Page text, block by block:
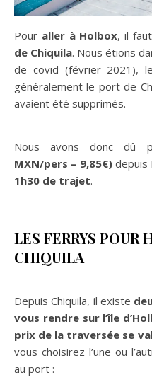
Pour aller à Holbox, il
de Chiquila. Nous étions
de covid (février 2021),
généralement le port de
avaient été supprimés.
Nous avons donc dû
MXN/pers – 9,85€) depuis
1h30 de trajet.
LES FERRYS POUR
CHIQUILA
Depuis Chiquila, il existe
vous rendre sur l’île
prix de la traversée se
vous choisirez l’une ou
au port :